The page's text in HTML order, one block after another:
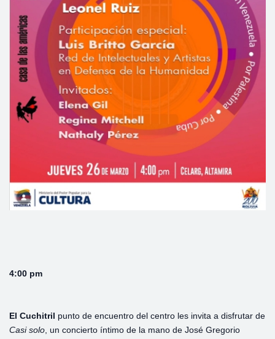
4:00 pm
El Cuchitril punto de encuentro del centro les invita a disfrutar de
Casi solo , un concierto íntimo de la mano de José Gregorio